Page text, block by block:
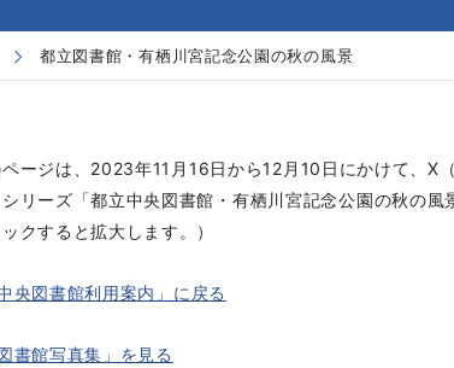
都立図書館・有栖川宮記念公園の秋の風景
ページは、2023年11月16日から12月10日にかけて、X
シリーズ「都立中央図書館・有栖川宮記念公園の秋の
クすると拡大します。）
央図書館利用案内」に戻る
書館写真集」を見る